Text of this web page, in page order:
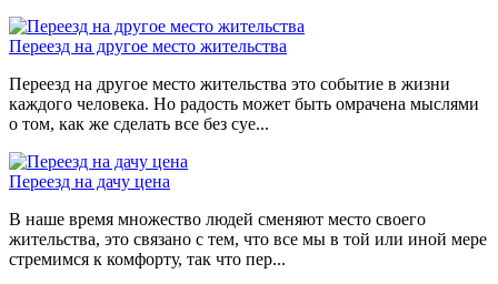
Переезд на другое место жительства
Переезд на другое место жительства это событие в жизни
каждого человека. Но радость может быть омрачена мыслями
о том, как же сделать все без суе...
Переезд на дачу цена
В наше время множество людей сменяют место своего
жительства, это связано с тем, что все мы в той или иной мере
стремимся к комфорту, так что пер...